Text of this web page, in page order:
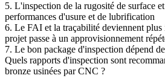
5. L'inspection de la rugosité de surface
performances d'usure et de lubrification
6. Le FAI et la traçabilité deviennent plus
projet passe à un approvisionnement
7. Le bon package d'inspection dépend
Quels rapports d'inspection sont
bronze usinées par CNC ?